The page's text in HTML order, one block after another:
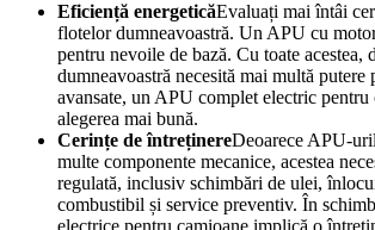
Eficiență energeticăEvaluați mai întâi
flotelor dumneavoastră. Un APU cu
pentru nevoile de bază. Cu toate acestea,
dumneavoastră necesită mai multă putere
avansate, un APU complet electric pentru
alegerea mai bună.
Cerințe de întreținereDeoarece APU-
multe componente mecanice, acestea
regulată, inclusiv schimbări de ulei,
combustibil și service preventiv. În